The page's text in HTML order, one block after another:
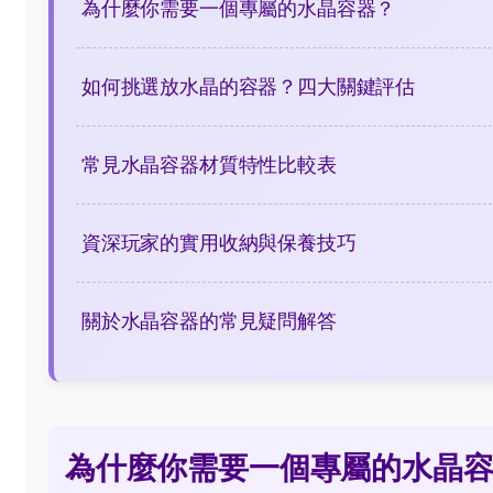
為什麼你需要一個專屬的水晶容器？
如何挑選放水晶的容器？四大關鍵評估
常見水晶容器材質特性比較表
資深玩家的實用收納與保養技巧
關於水晶容器的常見疑問解答
為什麼你需要一個專屬的水晶